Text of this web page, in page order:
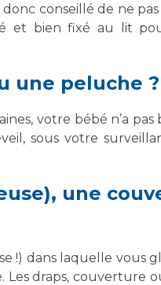
conseillé de ne
et bien fixé au lit
une peluche ?
votre bébé n’a pas
sous votre
une
!) dans laquelle vous
draps, couverture